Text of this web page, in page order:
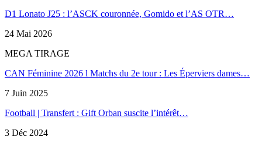
D1 Lonato J25 : l’ASCK couronnée, Gomido et l’AS OTR…
24 Mai 2026
MEGA TIRAGE
CAN Féminine 2026 l Matchs du 2e tour : Les Éperviers dames…
7 Juin 2025
Football | Transfert : Gift Orban suscite l’intérêt…
3 Déc 2024